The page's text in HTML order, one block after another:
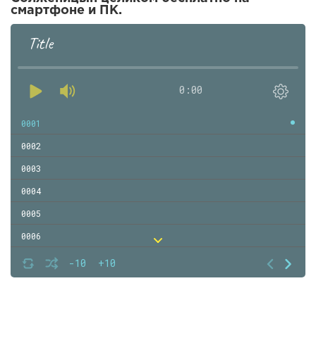
смартфоне и ПК.
Title
0:00
-10 +10
0001
0002
0003
0004
0005
0006
0007
0008